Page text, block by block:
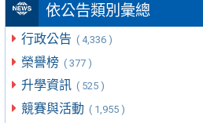
依公告類別彙總
行政公告 ( 4,336 )
榮譽榜 ( 377 )
升學資訊 ( 525 )
競賽與活動 ( 1,955 )